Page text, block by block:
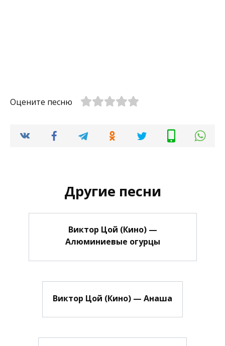
Оцените песню
Другие песни
Виктор Цой (Кино) —
Алюминиевые огурцы
Виктор Цой (Кино) — Анаша